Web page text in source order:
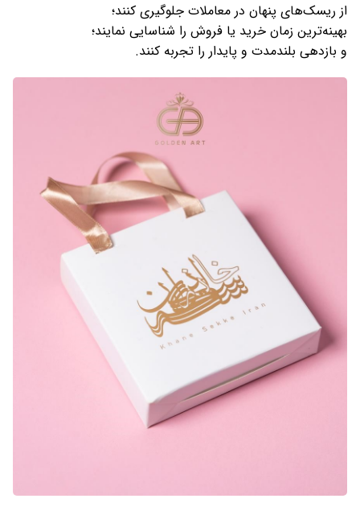
از ریسک‌های پنهان در معاملات جلوگیری کنند؛
بهینه‌ترین زمان خرید یا فروش را شناسایی نمایند؛
و بازدهی بلندمدت و پایدار را تجربه کنند.